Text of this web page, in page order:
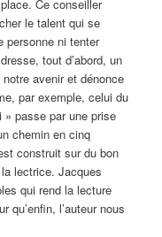
Ce conseiller
le talent qui se
personne ni tenter
tout d’abord, un
avenir et dénonce
par exemple, celui du
passe par une prise
chemin en cinq
construit sur du bon
lectrice. Jacques
qui rend la lecture
qu’enfin, l’auteur nous